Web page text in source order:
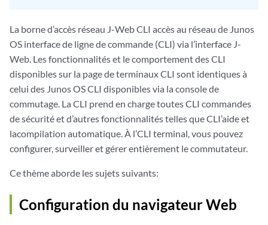
La borne d’accès réseau J-Web CLI accès au réseau de Junos
OS interface de ligne de commande (CLI) via l’interface J-
Web. Les fonctionnalités et le comportement des CLI
disponibles sur la page de terminaux CLI sont identiques à
celui des Junos OS CLI disponibles via la console de
commutage. La CLI prend en charge toutes CLI commandes
de sécurité et d’autres fonctionnalités telles que CLI’aide et
lacompilation automatique. À l’CLI terminal, vous pouvez
configurer, surveiller et gérer entièrement le commutateur.
Ce thème aborde les sujets suivants:
Configuration du navigateur Web